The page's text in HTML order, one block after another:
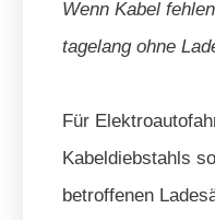
Wenn Kabel
tagelang ohne
Für
Kabeldiebstahls
betroffenen